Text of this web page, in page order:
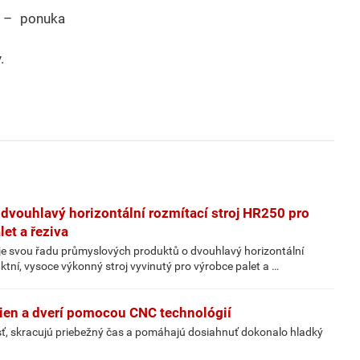
ponuka
horizontální rozmítací stroj HR250 pro
a řeziva
svou řadu průmyslových produktů o dvouhlavý horizontální
vysoce výkonný stroj vyvinutý pro výrobce palet a …
a dverí pomocou CNC technológií
skracujú priebežný čas a pomáhajú dosiahnuť dokonalo hladký